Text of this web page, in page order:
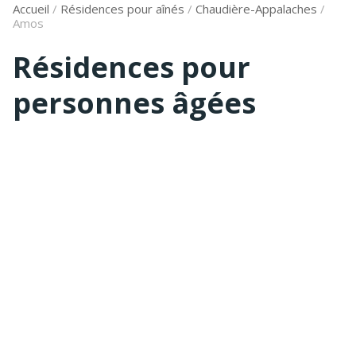
Accueil / Résidences pour aînés / Chaudière-Appalaches /
Amos
Résidences pour
personnes âgées